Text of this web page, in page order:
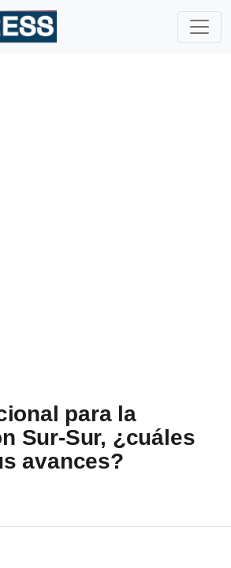
para la
Sur-Sur, ¿cuáles
avances?